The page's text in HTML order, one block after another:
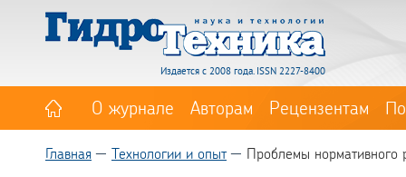
Издается с 2008 года. ISSN 2227-8400
О журнале Авторам Рецензентам
Главная Технологии и опыт Проблемы нормативного